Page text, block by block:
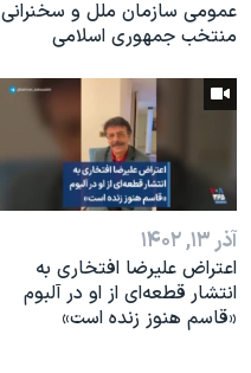
عمومی سازمان ملل و سخنرانی
منتخب جمهوری اسلامی
آذر ۱۳, ۱۴۰۲
اعتراض علیرضا افتخاری به
انتشار قطعه‌ای از او در آلبوم
«قاسم هنوز زنده است»